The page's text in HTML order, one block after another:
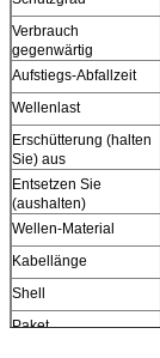
Verbrauch
gegenwärtig
Aufstiegs-Abfallzeit
Wellenlast
Erschütterung (halten
Sie) aus
Entsetzen Sie
(aushalten)
Wellen-Material
Kabellänge
Shell
Paket